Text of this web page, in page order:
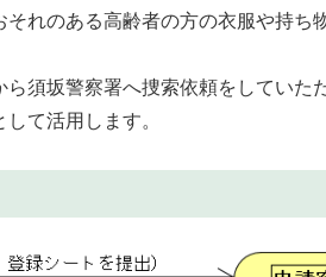
れのある高齢者の方の衣服や持ち
須坂警察署へ捜索依頼をしていた
て活用します。